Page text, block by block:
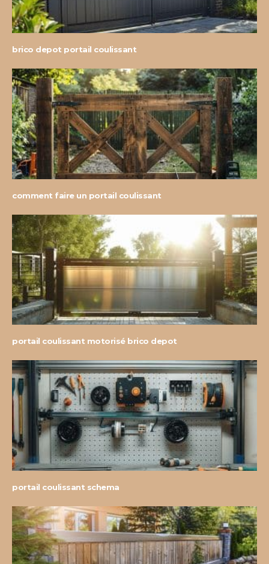
brico depot portail coulissant
comment faire un portail coulissant
portail coulissant motorisé brico depot
portail coulissant schema